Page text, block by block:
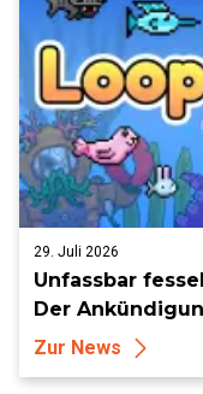
29. Juli 2026
Unfassbar
Der
Zur News